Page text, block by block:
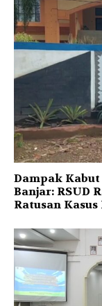
Dampak
Banjar: RSUD
Ratusan